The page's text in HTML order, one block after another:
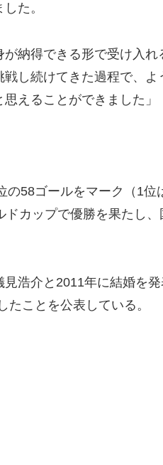
た。
納得できる形で受け入れ
し続けてきた過程で、よ
えることができました」
の58ゴールをマーク（1位
カップで優勝を果たし
浩介と2011年に結婚を
ことを公表している。